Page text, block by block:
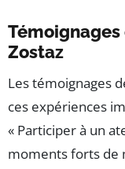
Témoignages
Zostaz
Les témoignages
ces expériences
« Participer à un
moments forts de